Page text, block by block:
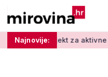
Najnovije:
za aktivne seniore: